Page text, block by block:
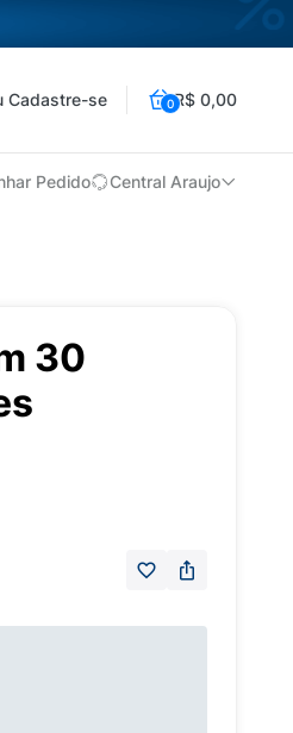
Cadastre-se 0R$ 0,00
Pedido Central Araujo
30